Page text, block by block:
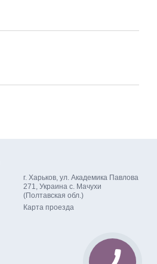
г. Харьков, ул. Академика Павлова
271, Украина с. Мачухи
(Полтавская обл.)
Карта проезда